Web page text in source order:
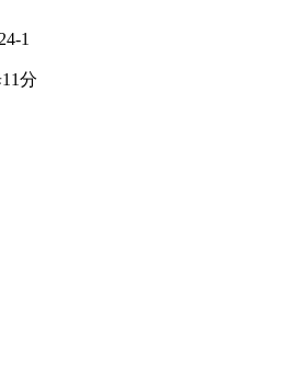
1
分